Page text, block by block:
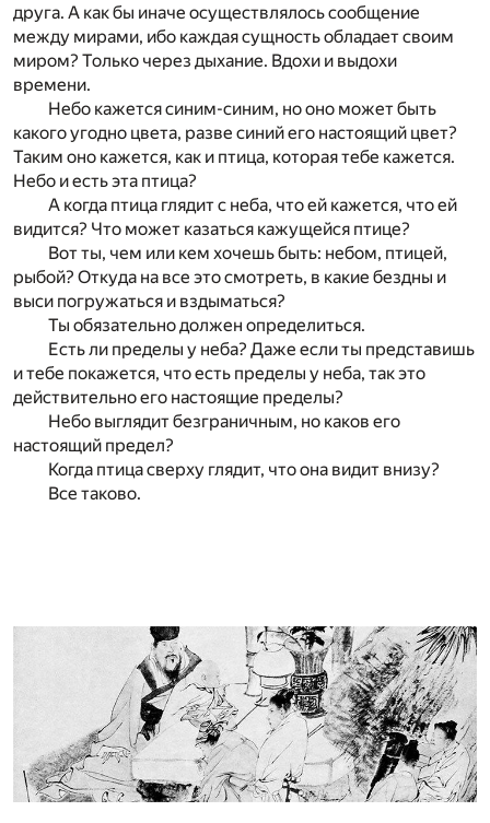
друга. А как бы иначе осуществлялось сообщение
между мирами, ибо каждая сущность обладает своим
миром? Только через дыхание. Вдохи и выдохи
времени.
Небо кажется синим-синим, но оно может быть
какого угодно цвета, разве синий его настоящий цвет?
Таким оно кажется, как и птица, которая тебе кажется.
Небо и есть эта птица?
А когда птица глядит с неба, что ей кажется, что ей
видится? Что может казаться кажущейся птице?
Вот ты, чем или кем хочешь быть: небом, птицей,
рыбой? Откуда на все это смотреть, в какие бездны и
выси погружаться и вздыматься?
Ты обязательно должен определиться.
Есть ли пределы у неба? Даже если ты представишь
и тебе покажется, что есть пределы у неба, так это
действительно его настоящие пределы?
Небо выглядит безграничным, но каков его
настоящий предел?
Когда птица сверху глядит, что она видит внизу?
Все таково.